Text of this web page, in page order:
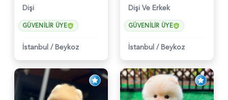
Dişi
GÜVENILIR ÜYE
İstanbul / Beykoz
Dişi Ve Erkek
GÜVENILIR ÜYE
İstanbul / Beykoz